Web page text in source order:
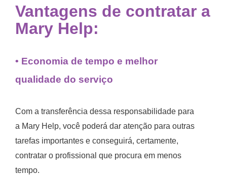
Vantagens de contratar a
Mary Help:
• Economia de tempo e melhor
qualidade do serviço
Com a transferência dessa responsabilidade para
a Mary Help, você poderá dar atenção para outras
tarefas importantes e conseguirá, certamente,
contratar o profissional que procura em menos
tempo.